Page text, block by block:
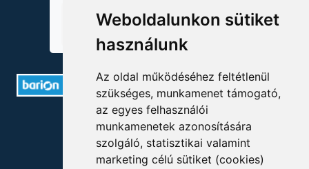
Weboldalunkon sütiket
használunk
Az oldal működéséhez feltétlenül
szükséges, munkamenet támogató,
az egyes felhasználói
munkamenetek azonosítására
szolgáló, statisztikai valamint
marketing célú sütiket (cookies)
ELÉRHETŐSÉGEK
+36 1 880 7600